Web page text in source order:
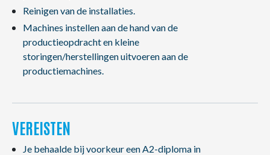
Reinigen van de installaties.
Machines instellen aan de hand van de
productieopdracht en kleine
storingen/herstellingen uitvoeren aan de
productiemachines.
VEREISTEN
Je behaalde bij voorkeur een A2-diploma in